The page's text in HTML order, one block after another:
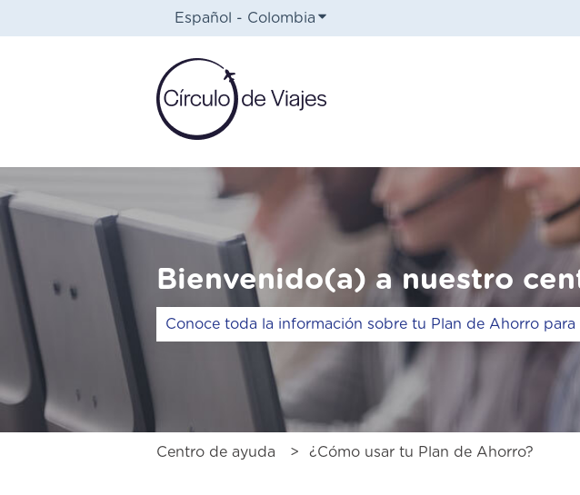
Español - Colombia Traducciones de Mostrar submenú de
Bienvenido(a) a nuestro
No hay sugerencias porque el campo de búsqueda está
Centro de ayuda ¿Cómo usar tu Plan de Ahorro?